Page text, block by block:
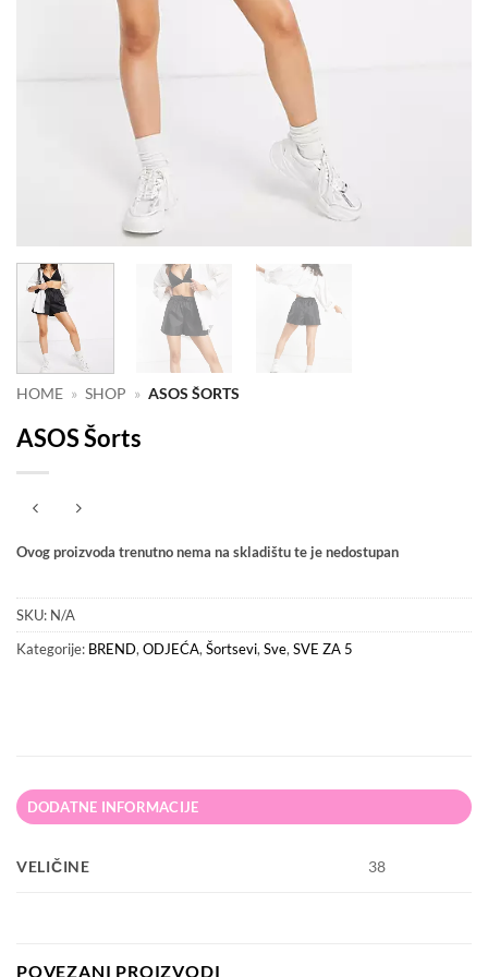
HOME » SHOP » ASOS ŠORTS
ASOS Šorts
Ovog proizvoda trenutno nema na skladištu te je nedostupan
SKU: N/A
Kategorije: BREND, ODJEĆA, Šortsevi, Sve, SVE ZA 5
DODATNE INFORMACIJE
VELIČINE 38
POVEZANI PROIZVODI